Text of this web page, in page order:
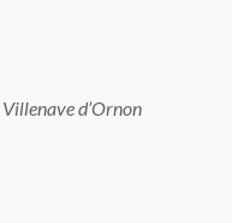
d’Ornon